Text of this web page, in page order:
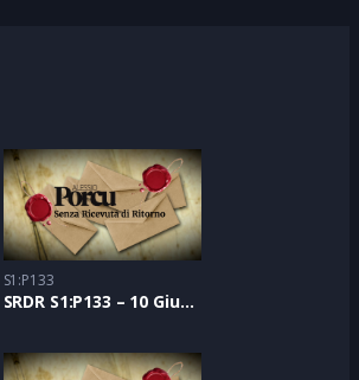
S1:P133
SRDR S1:P133 – 10 Giugno 2021